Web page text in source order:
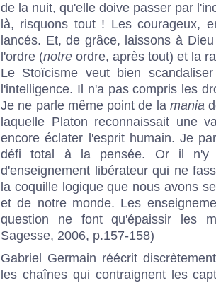
de la nuit, qu'elle doive passer par
là, risquons tout ! Les courageux,
lancés. Et, de grâce, laissons à
l'ordre (notre ordre, après tout) et la
Le Stoïcisme veut bien
l'intelligence. Il n'a pas compris les
Je ne parle même point de la mania
laquelle Platon reconnaissait une
encore éclater l'esprit humain. Je
défi total à la pensée. Or il n'y
d'enseignement libérateur qui ne
la coquille logique que nous avons
et de notre monde. Les
question ne font qu'épaissir les
Sagesse, 2006, p.157-158)
Gabriel Germain réécrit
les chaînes qui contraignent les